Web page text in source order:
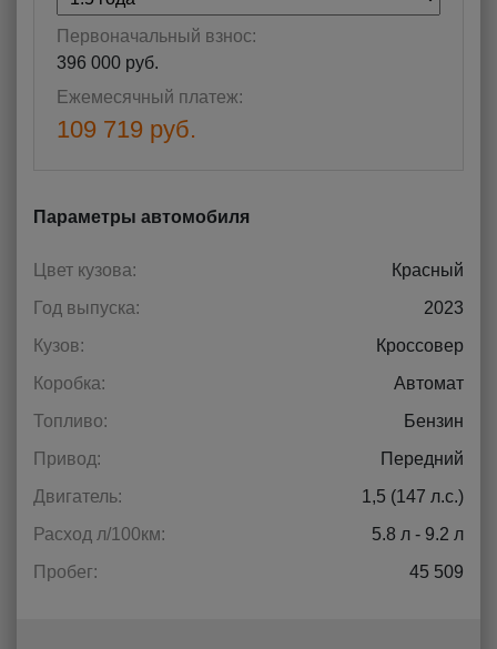
Первоначальный взнос:
396 000 руб.
Ежемесячный платеж:
109 719 руб.
Параметры автомобиля
Цвет кузова:
Красный
Год выпуска:
2023
Кузов:
Кроссовер
Коробка:
Автомат
Топливо:
Бензин
Привод:
Передний
Двигатель:
1,5 (147 л.с.)
Расход л/100км:
5.8 л - 9.2 л
Пробег:
45 509